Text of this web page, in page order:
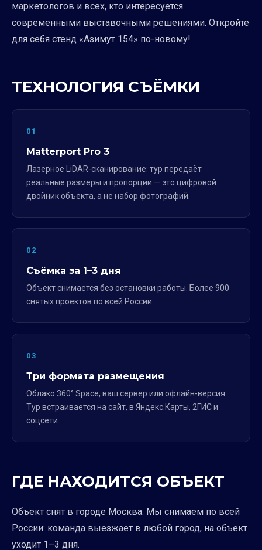
маркетологов и всех, кто интересуется
современными выставочными решениями. Откройте
для себя стенд «Азимут 154» по-новому!
ТЕХНОЛОГИЯ СЪЁМКИ
01
Matterport Pro 3
Лазерное LiDAR-сканирование: тур передаёт
реальные размеры и пропорции — это цифровой
двойник объекта, а не набор фотографий.
02
Съёмка за 1–3 дня
Объект снимается без остановки работы. Более 900
снятых проектов по всей России.
03
Три формата размещения
Облако 360° Space, ваш сервер или офлайн-версия.
Тур встраивается на сайт, в Яндекс.Карты, 2ГИС и
соцсети.
ГДЕ НАХОДИТСЯ ОБЪЕКТ
Объект снят в городе Москва. Мы снимаем по всей
России: команда выезжает в любой город, на объект
уходит 1–3 дня.